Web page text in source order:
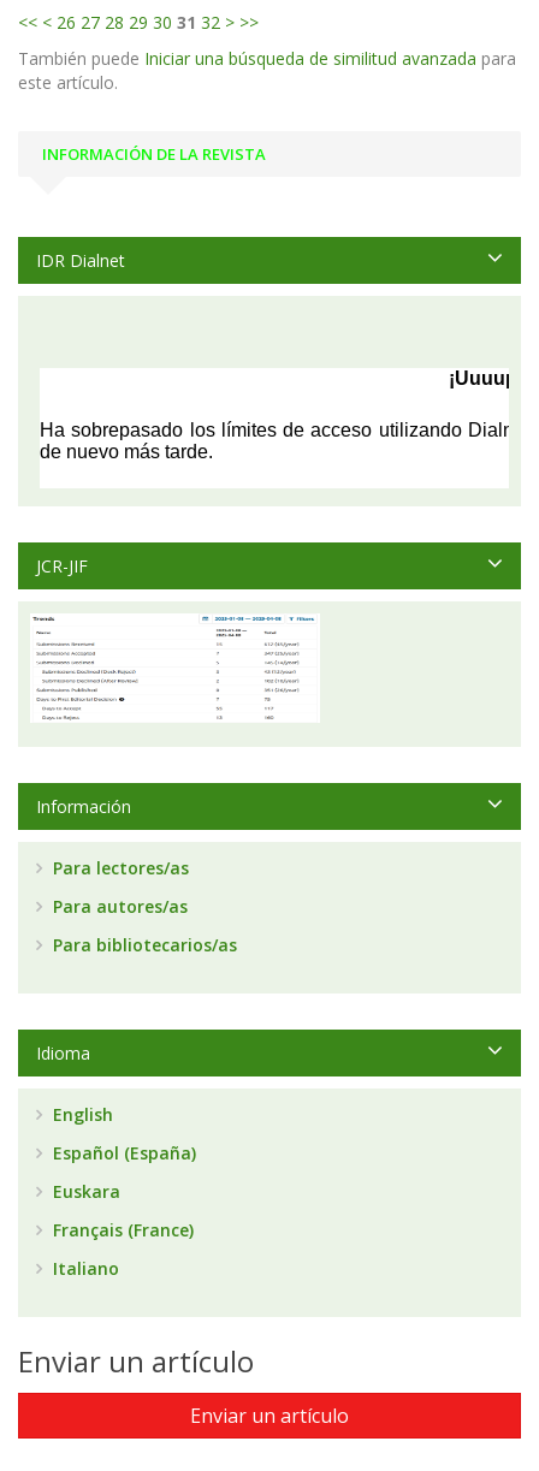
<< < 26 27 28 29 30 31 32 > >>
También puede Iniciar una búsqueda de similitud avanzada para
este artículo.
INFORMACIÓN DE LA REVISTA
IDR Dialnet
JCR-JIF
Información
Para lectores/as
Para autores/as
Para bibliotecarios/as
Idioma
English
Español (España)
Euskara
Français (France)
Italiano
Enviar un artículo
Enviar un artículo